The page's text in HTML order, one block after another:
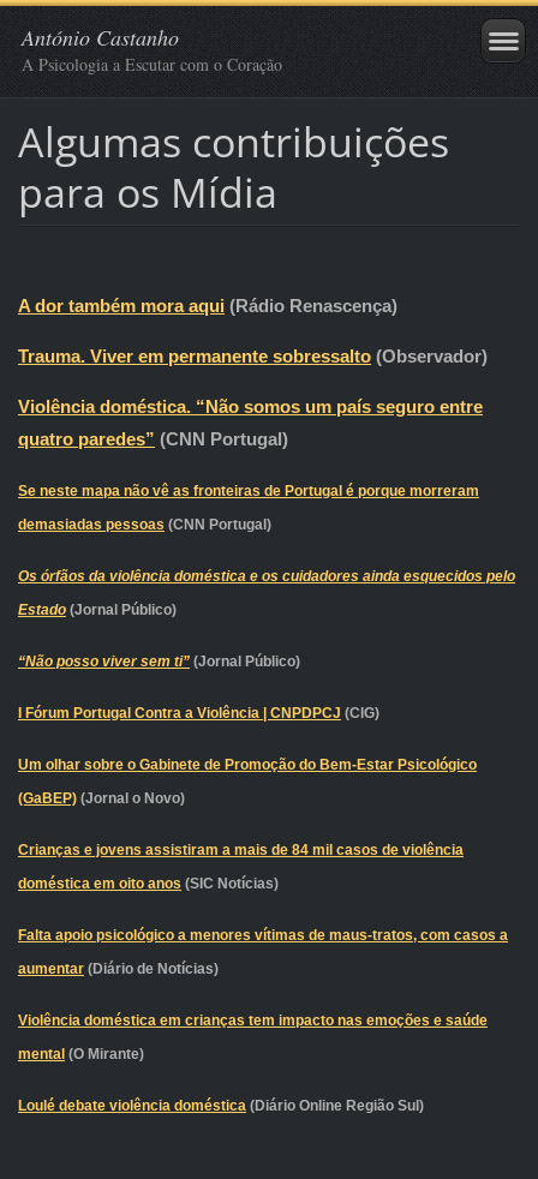
António Castanho
A Psicologia a Escutar com o Coração
Algumas contribuições
para os Mídia
A dor também mora aqui (Rádio Renascença)
Trauma. Viver em permanente sobressalto(Observador)
Violência doméstica. “Não somos um país seguro entre
quatro paredes” (CNN Portugal)
Se neste mapa não vê as fronteiras de Portugal é porque morreram
demasiadas pessoas (CNN Portugal)
Os órfãos da violência doméstica e os cuidadores ainda esquecidos pelo
Estado(Jornal Público)
“Não posso viver sem ti”(Jornal Público)
I Fórum Portugal Contra a Violência | CNPDPCJ (CIG)
Um olhar sobre o Gabinete de Promoção do Bem-Estar Psicológico
(GaBEP)(Jornal o Novo)
Crianças e jovens assistiram a mais de 84 mil casos de violência
doméstica em oito anos (SIC Notícias)
Falta apoio psicológico a menores vítimas de maus-tratos, com casos a
aumentar(Diário de Notícias)
Violência doméstica em crianças tem impacto nas emoções e saúde
mental(O Mirante)
Loulé debate violência doméstica (Diário Online Região Sul)